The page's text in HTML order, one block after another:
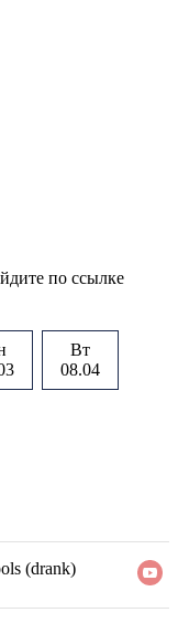
по ссылке
Вт
08.04
(drank)